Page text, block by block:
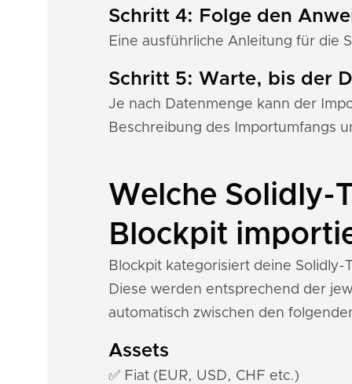
Schritt 4: Folge den
Eine ausführliche Anleitung für die
Schritt 5: Warte, bis der
Je nach Datenmenge kann der
Beschreibung des Importumfangs
Welche Solidly-
Blockpit
Blockpit kategorisiert deine
Diese werden entsprechend der
automatisch zwischen den
Assets
✅ Fiat (EUR, USD, CHF etc.)